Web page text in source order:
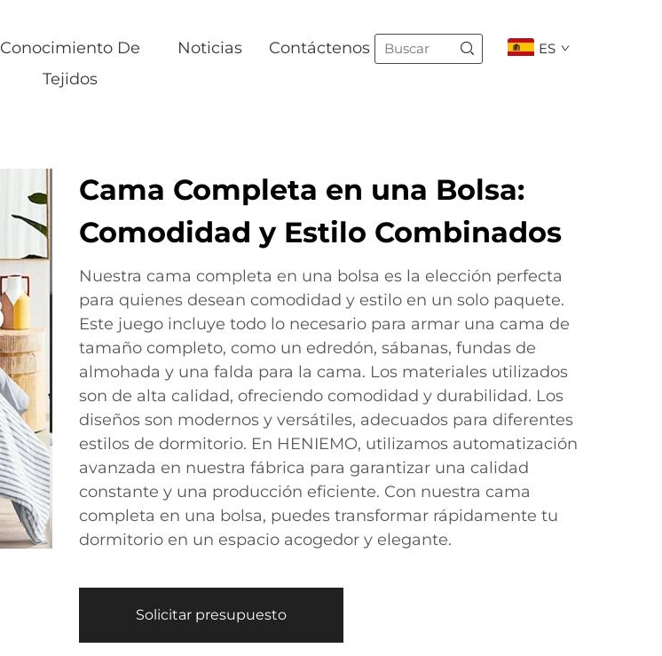
Conocimiento De
Tejidos
Noticias Contáctenos ES
Cama Completa en una Bolsa:
Comodidad y Estilo Combinados
Nuestra cama completa en una bolsa es la elección perfecta
para quienes desean comodidad y estilo en un solo paquete.
Este juego incluye todo lo necesario para armar una cama de
tamaño completo, como un edredón, sábanas, fundas de
almohada y una falda para la cama. Los materiales utilizados
son de alta calidad, ofreciendo comodidad y durabilidad. Los
diseños son modernos y versátiles, adecuados para diferentes
estilos de dormitorio. En HENIEMO, utilizamos automatización
avanzada en nuestra fábrica para garantizar una calidad
constante y una producción eficiente. Con nuestra cama
completa en una bolsa, puedes transformar rápidamente tu
dormitorio en un espacio acogedor y elegante.
Solicitar presupuesto